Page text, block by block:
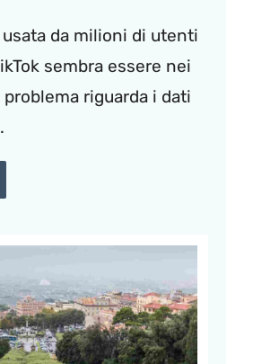
da milioni di utenti
sembra essere nei
riguarda i dati